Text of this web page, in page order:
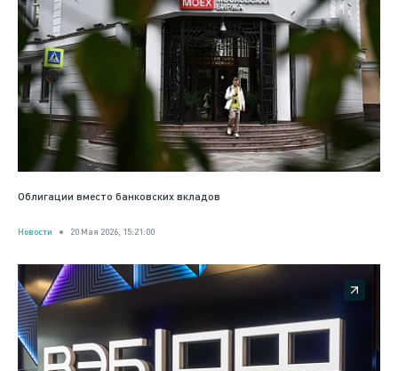
Облигации вместо банковских вкладов
Новости 20 Мая 2026, 15:21:00